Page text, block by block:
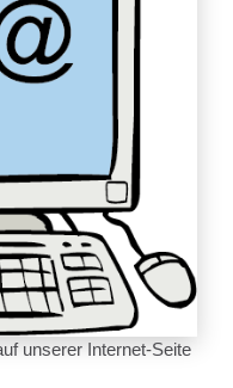
unserer Internet-Seite